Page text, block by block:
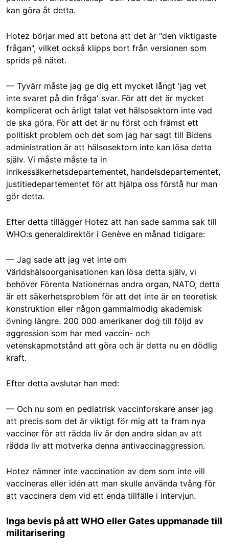
kan göra åt detta.
Hotez börjar med att betona att det är "den viktigaste
frågan", vilket också klipps bort från versionen som
sprids på nätet.
— Tyvärr måste jag ge dig ett mycket långt 'jag vet
inte svaret på din fråga' svar. För att det är mycket
komplicerat och ärligt talat vet hälsosektorn inte vad
de ska göra. För att det är nu först och främst ett
politiskt problem och det som jag har sagt till Bidens
administration är att hälsosektorn inte kan lösa detta
själv. Vi måste måste ta in
inrikessäkerhetsdepartementet, handelsdepartementet,
justitiedepartementet för att hjälpa oss förstå hur man
gör detta.
Efter detta tillägger Hotez att han sade samma sak till
WHO:s generaldirektör i Genève en månad tidigare:
— Jag sade att jag vet inte om
Världshälsoorganisationen kan lösa detta själv, vi
behöver Förenta Nationernas andra organ, NATO, detta
är ett säkerhetsproblem för att det inte är en teoretisk
konstruktion eller någon gammalmodig akademisk
övning längre. 200 000 amerikaner dog till följd av
aggression som har med vaccin- och
vetenskapmotstånd att göra och är detta nu en dödlig
kraft.
Efter detta avslutar han med:
— Och nu som en pediatrisk vaccinforskare anser jag
att precis som det är viktigt för mig att ta fram nya
vacciner för att rädda liv är den andra sidan av att
rädda liv att motverka denna antivaccinaggression.
Hotez nämner inte vaccination av dem som inte vill
vaccineras eller idén att man skulle använda tvång för
att vaccinera dem vid ett enda tillfälle i intervjun.
Inga bevis på att WHO eller Gates uppmanade till
militarisering